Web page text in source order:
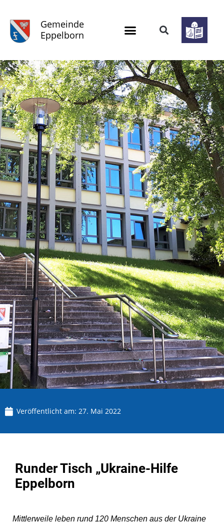
Gemeinde
Eppelborn
Veröffentlicht am: 27. Mai 2022
Runder Tisch „Ukraine-Hilfe
Eppelborn
Mittlerweile leben rund 120 Menschen aus der Ukraine